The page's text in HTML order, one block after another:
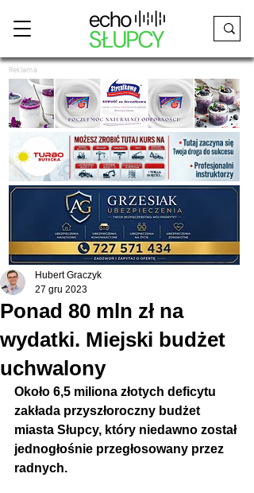
Reklama
Ponad 80 mln zł na
wydatki. Miejski budżet
uchwalony
Hubert Graczyk
27 gru 2023
Około 6,5 miliona złotych deficytu
zakłada przyszłoroczny budżet
miasta Słupcy, który niedawno został
jednogłośnie przegłosowany przez
radnych.